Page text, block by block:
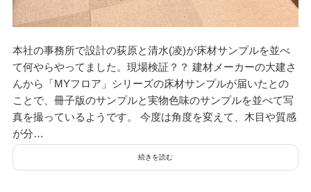
本社の事務所で設計の荻原と清水(凌)が床材サンプルを並べ
て何やらやってました。現場検証？？ 建材メーカーの大建さ
んから「MYフロア」シリーズの床材サンプルが届いたとの
ことで、冊子版のサンプルと実物色味のサンプルを並べて写
真を撮っているようです。 今度は角度を変えて、木目や質感
が分…
続きを読む